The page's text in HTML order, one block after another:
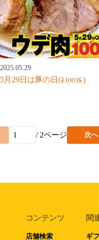
2025.05.29
5月29日は豚の日(≧(oo)≦)
/ 2ページ 次へ
コンテンツ
店舗検索
関
ギ